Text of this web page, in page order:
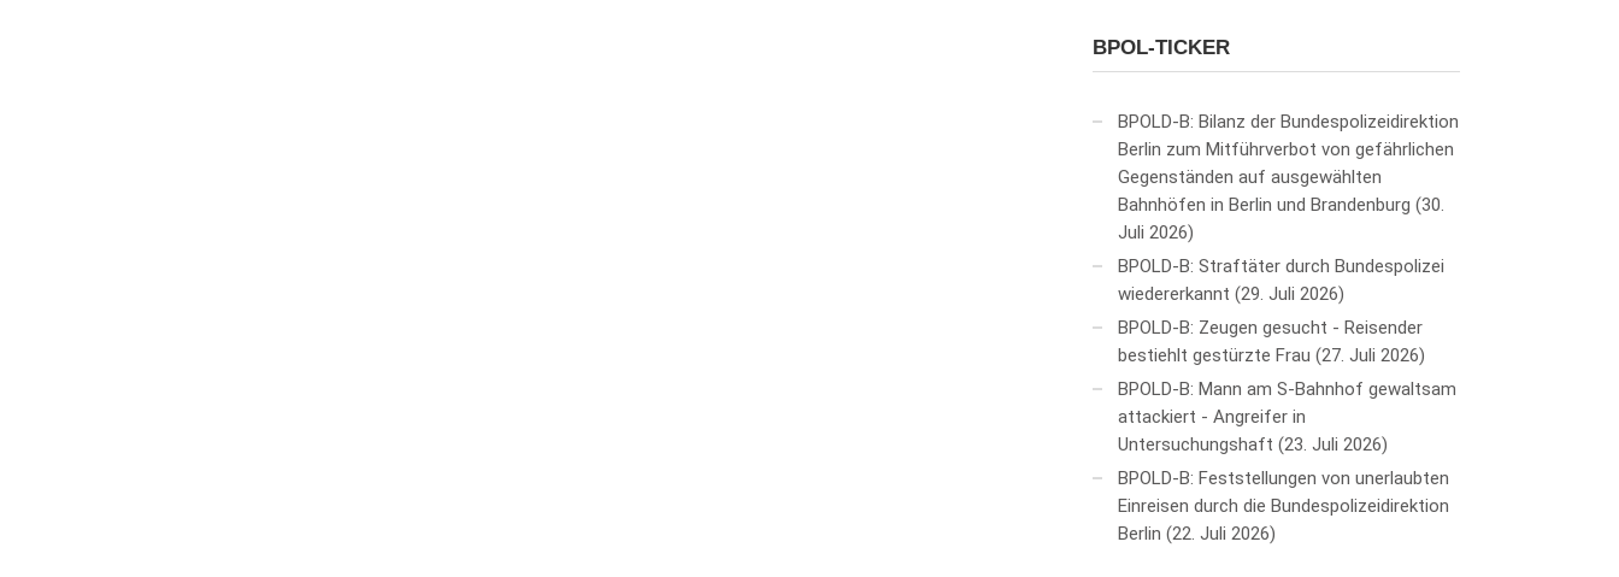
BPOL-TICKER
BPOLD-B: Bilanz der Bundespolizeidirektion
Berlin zum Mitführverbot von gefährlichen
Gegenständen auf ausgewählten
Bahnhöfen in Berlin und Brandenburg 30.
Juli 2026
BPOLD-B: Straftäter durch Bundespolizei
wiedererkannt 29. Juli 2026
BPOLD-B: Zeugen gesucht - Reisender
bestiehlt gestürzte Frau 27. Juli 2026
BPOLD-B: Mann am S-Bahnhof gewaltsam
attackiert - Angreifer in
Untersuchungshaft 23. Juli 2026
BPOLD-B: Feststellungen von unerlaubten
Einreisen durch die Bundespolizeidirektion
Berlin 22. Juli 2026